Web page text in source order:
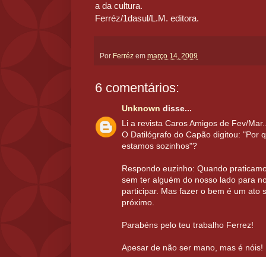
a da cultura.
Ferréz/1dasul/L.M. editora.
Por Ferréz em março 14, 2009
6 comentários:
Unknown disse...
Li a revista Caros Amigos de Fev/
O Datilógrafo do Capão digitou: "Por
estamos sozinhos"?
Respondo euzinho: Quando
sem ter alguém do nosso lado para
participar. Mas fazer o bem é um ato
próximo.
Parabéns pelo teu trabalho Ferrez!
Apesar de não ser mano, mas é nóis!